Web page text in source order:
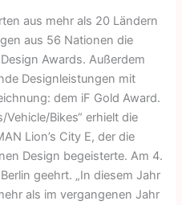
aus mehr als 20 Ländern
aus 56 Nationen die
Awards. Außerdem
Designleistungen mit
dem iF Gold Award.
Bikes“ erhielt die
Lion’s City E, der die
Design begeisterte. Am 4.
geehrt. „In diesem Jahr
als im vergangenen Jahr